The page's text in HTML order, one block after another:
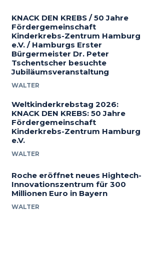
KNACK DEN KREBS / 50 Jahre
Fördergemeinschaft
Kinderkrebs-Zentrum Hamburg
e.V. / Hamburgs Erster
Bürgermeister Dr. Peter
Tschentscher besuchte
Jubiläumsveranstaltung
WALTER
Weltkinderkrebstag 2026:
KNACK DEN KREBS: 50 Jahre
Fördergemeinschaft
Kinderkrebs-Zentrum Hamburg
e.V.
WALTER
Roche eröffnet neues Hightech-
Innovationszentrum für 300
Millionen Euro in Bayern
WALTER